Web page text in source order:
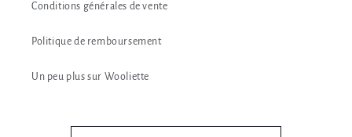
Conditions générales de vente
Politique de remboursement
Un peu plus sur Wooliette